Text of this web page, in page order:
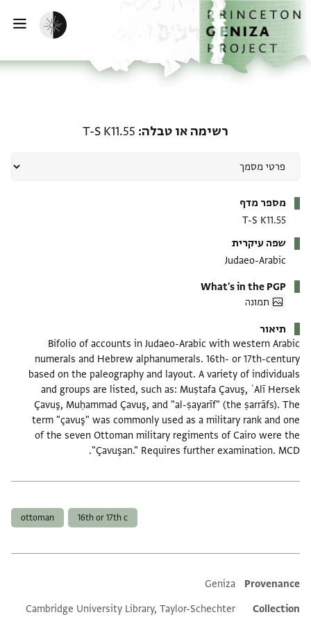
לתוכןהבית
הפעלת מצב כהה
רשימה או טבלה T-S K11.55
מספר מדף
T-S K11.55
שפה עיקרית
Judaeo-Arabic
What's in the PGP
תמונה
תיאור
Bifolio of accounts in Judaeo-Arabic with western Arabic
numerals and Hebrew alphanumerals. 16th- or 17th-century
based on the paleography and layout. A variety of individuals
and groups are listed, such as: Muṣtafa Çavuş, ʿAlī Hersek
Çavuş, Muḥammad Çavuş, and "al-ṣayarīf" (the ṣarrāfs). The
term "çavuş" was commonly used as a military rank and one
of the seven Ottoman military regiments of Cairo were the
"Çavuşan." Requires further examination. MCD.
16th or 17th c
ottoman
Additional metadata
Provenance
Geniza
Collection
Cambridge University Library, Taylor-Schechter